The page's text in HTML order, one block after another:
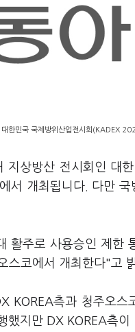
한민국 국제방위산업전시회(KADEX
지상방산 전시회인 대
개최됩니다. 다만
활주로 사용승인 제한
스코에서 개최한다"고
KOREA측과 청주오
지만 DX KOREA측